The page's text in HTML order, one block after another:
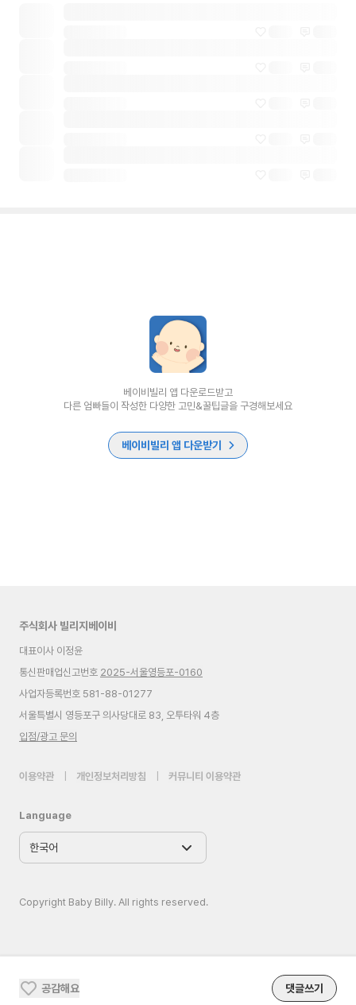
공감해요 댓글쓰기
베이비빌리 앱 다운로드받고
다른 엄빠들이 작성한 다양한 고민&꿀팁글을 구경해보세요
베이비빌리 앱 다운받기
주식회사 빌리지베이비
대표이사 이정윤
통신판매업신고번호 2025-서울영등포-0160
사업자등록번호 581-88-01277
서울특별시 영등포구 의사당대로 83, 오투타워 4층
입점/광고 문의
이용약관 개인정보처리방침 커뮤니티 이용약관
Language
Copyright Baby Billy. All rights reserved.